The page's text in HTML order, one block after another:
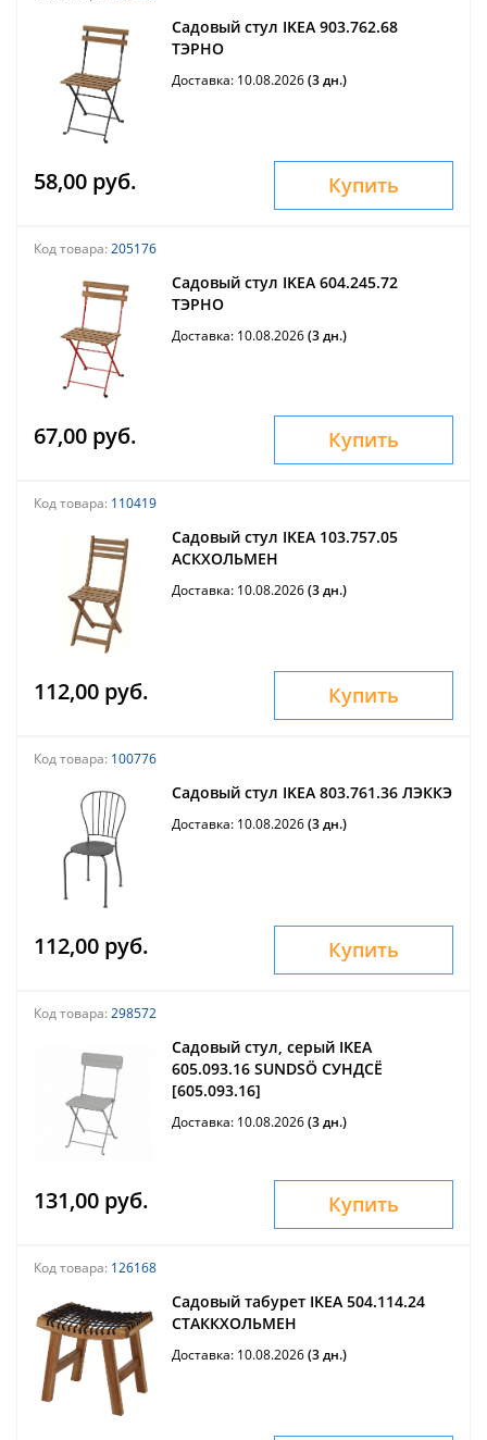
Садовый стул IKEA 903.762.68
ТЭРНО
Доставка: 10.08.2026(3 дн.)
58,00 руб. Купить
Код товара: 205176
Садовый стул IKEA 604.245.72
ТЭРНО
Доставка: 10.08.2026(3 дн.)
67,00 руб. Купить
Код товара: 110419
Садовый стул IKEA 103.757.05
АСКХОЛЬМЕН
Доставка: 10.08.2026(3 дн.)
112,00 руб. Купить
Код товара: 100776
Садовый стул IKEA 803.761.36 ЛЭККЭ
Доставка: 10.08.2026(3 дн.)
112,00 руб. Купить
Код товара: 298572
Садовый стул, серый IKEA
605.093.16 SUNDSÖ СУНДСЁ
[605.093.16]
Доставка: 10.08.2026(3 дн.)
131,00 руб. Купить
Код товара: 126168
Садовый табурет IKEA 504.114.24
СТАККХОЛЬМЕН
Доставка: 10.08.2026(3 дн.)